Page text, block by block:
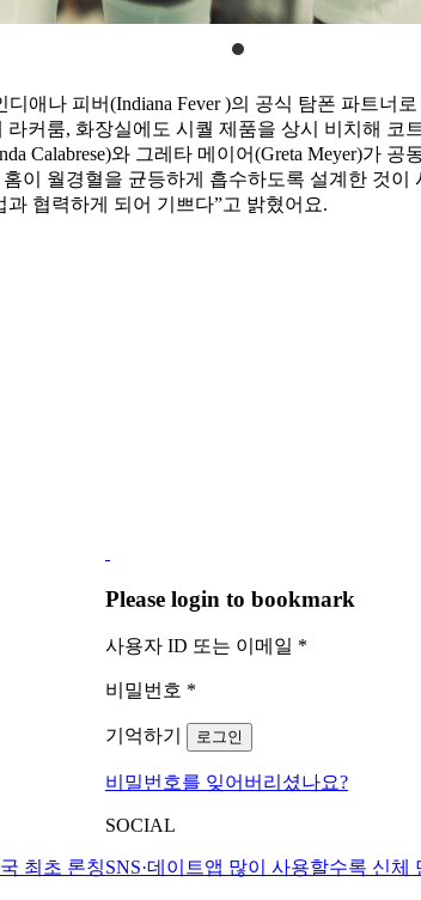
애나 피버(Indiana Fever )의 공식 탐폰 파트
커룸, 화장실에도 시퀄 제품을 상시 비치해
Calabrese)와 그레타 메이어(Greta Meyer)가
이 월경혈을 균등하게 흡수하도록 설계한 것
협력하게 되어 기쁘다”고 밝혔어요.
최초 론칭
Please login to bookmark
사용자 ID 또는 이메일 *
비밀번호 *
기억하기 로그인
비밀번호를 잊어버리셨나요?
SOCIAL
SNS·데이트앱 많이 사용할수록 신체